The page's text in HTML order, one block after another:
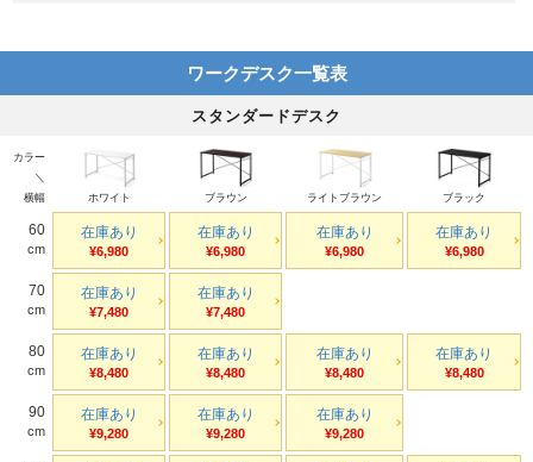
ワークデスク一覧表
スタンダードデスク
カラー
＼
横幅
ホワイト ブラウン ライトブラウン ブラック
60
cm
在庫あり
¥6,980
在庫あり
¥6,980
在庫あり
¥6,980
在庫あり
¥6,980
70
cm
在庫あり
¥7,480
在庫あり
¥7,480
80
cm
在庫あり
¥8,480
在庫あり
¥8,480
在庫あり
¥8,480
在庫あり
¥8,480
90
cm
在庫あり
¥9,280
在庫あり
¥9,280
在庫あり
¥9,280